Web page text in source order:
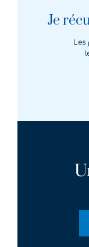
Je
Les